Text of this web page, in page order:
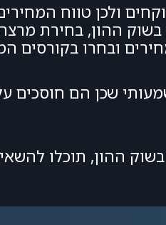
ולכן טווח
ההון, בחירת מרצה
ובחרו בקורסים
שכן הם
ההון, תוכלו